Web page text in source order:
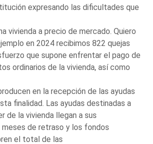
expresando las dificultades que
vivienda a precio de mercado. Quiero
en 2024 recibimos 822 quejas
que supone enfrentar el pago de
ordinarios de la vivienda, así como
en la recepción de las ayudas
finalidad. Las ayudas destinadas a
de la vivienda llegan a sus
de retraso y los fondos
el total de las